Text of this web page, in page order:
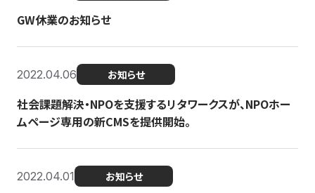
GW休業のお知らせ
2022.04.06 お知らせ
社会課題解決・NPOを支援するリタワークスが、NPOホー
ムページ専用の新CMSを提供開始。
2022.04.01 お知らせ